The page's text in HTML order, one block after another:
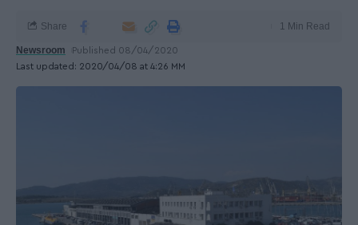
Last updated: 2020/04/08 at 4:26 ΜΜ
Newsroom Published 08/04/2020
Share 1 Min Read